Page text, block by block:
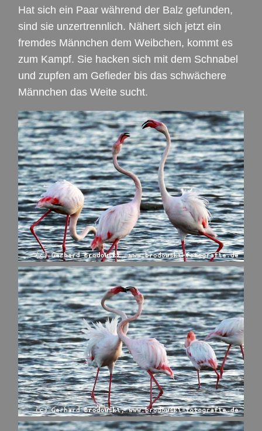
Hat sich ein Paar während der Balz gefunden,
sind sie unzertrennlich. Nähert sich jetzt ein
fremdes Männchen dem Weibchen, kommt es
zum Kampf. Sie hacken sich mit dem Schnabel
und zupfen am Gefieder bis das schwächere
Männchen das Weite sucht.